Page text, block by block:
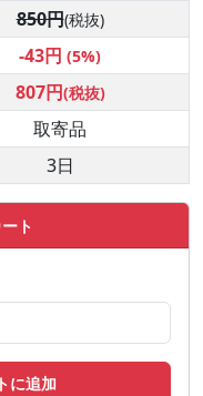
850円(税抜)
-43円 (5%)
807円(税抜)
取寄品
3日
ト
に追加